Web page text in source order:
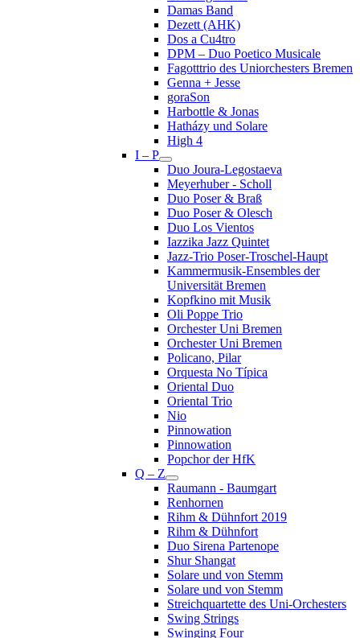
Damas Band
Dezett (AHK)
Dos a Cu4tro
DPM – Duo Poetico Musicale
Fagotttrio des Uniorchesters Bremen
Genna + Jesse
goraSon
Harbottle & Jonas
Hatházy und Solare
High 4
I – P
Duo Joura-Legostaeva
Meyerhuber - Scholl
Duo Poser & Braß
Duo Poser & Olesch
Duo Los Vientos
Iazzika Jazz Quintet
Jazz-Trio Poser-Troschel-Haupt
Kammermusik-Ensembles der
Universität Bremen
Kopfkino mit Musik
Oli Poppe Trio
Orchester Uni Bremen
Orchester Uni Bremen
Policano, Pilar
Orquesta No Típica
Oriental Duo
Oriental Trio
Nio
Pinnowation
Pinnowation
Popchor der HfK
Q – Z
Raumann - Baumgart
Renhornen
Rihm & Dühnfort 2019
Rihm & Dühnfort
Duo Sirena Partenope
Shur Shangat
Solare und von Stemm
Solare und von Stemm
Streichquartette des Uni-Orchesters
Swing Strings
Swinging Four